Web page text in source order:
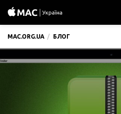
MAC.ORG.UA БЛОГ